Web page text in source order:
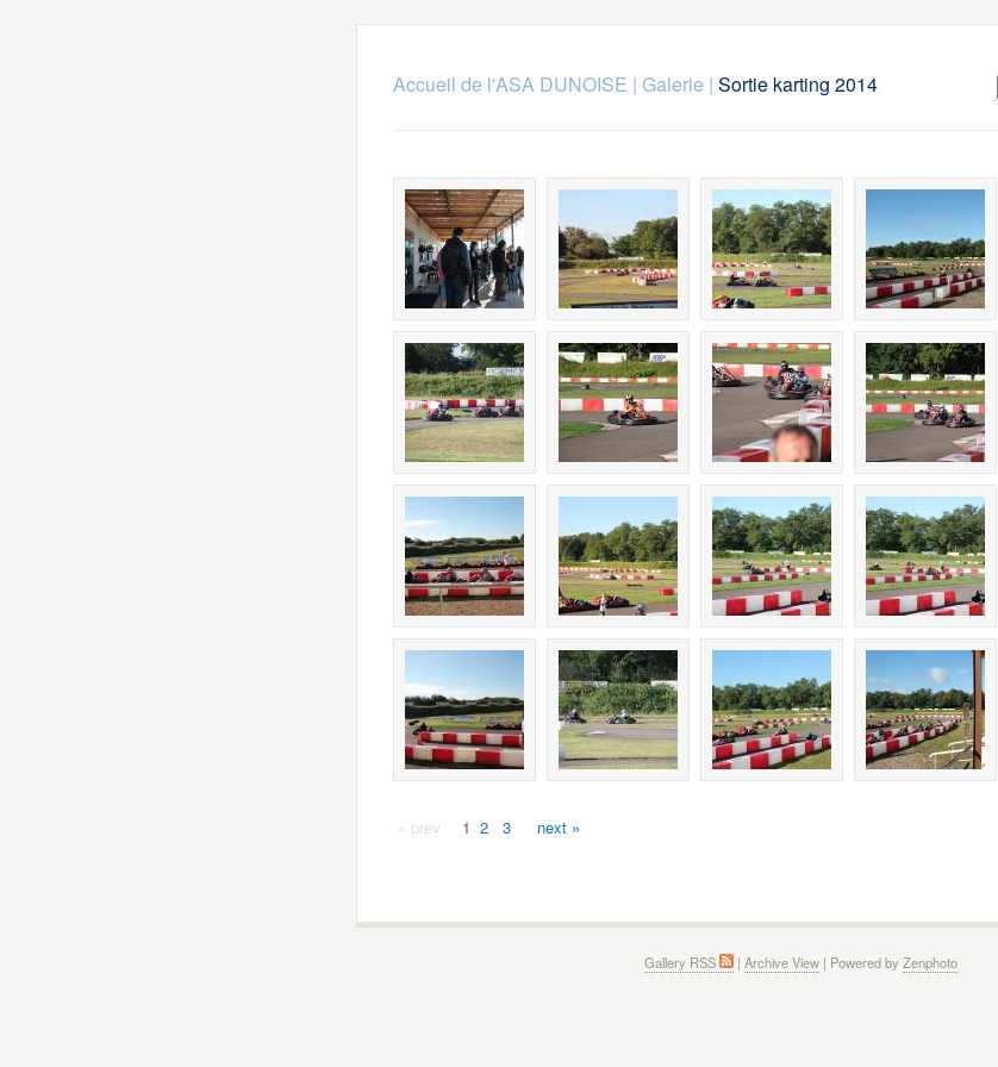
Accueil de l'ASA DUNOISE | Galerie | Sortie karting 2014
« prev 1 2 3 next »
Gallery RSS | Archive View| Powered by Zenphoto